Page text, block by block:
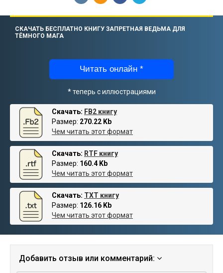
СКАЧАТЬ БЕСПЛАТНО КНИГУ ЗАПРЕТНАЯ ВЕДЬМА ДЛЯ
ТЁМНОГО МАГА
Читать онлайн *
* теперь с иллюстрациями
Скачать: FB2 книгу
Размер: 270.22 Kb
Чем читать этот формат
Скачать: RTF книгу
Размер: 160.4 Kb
Чем читать этот формат
Скачать: TXT книгу
Размер: 126.16 Kb
Чем читать этот формат
Добавить отзыв или комментарий: